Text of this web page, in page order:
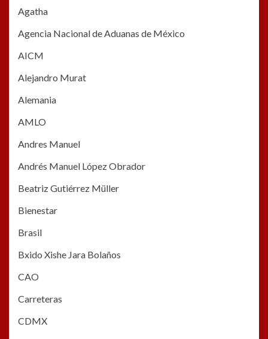
Agatha
Agencia Nacional de Aduanas de México
AICM
Alejandro Murat
Alemania
AMLO
Andres Manuel
Andrés Manuel López Obrador
Beatriz Gutiérrez Müller
Bienestar
Brasil
Bxido Xishe Jara Bolaños
CAO
Carreteras
CDMX